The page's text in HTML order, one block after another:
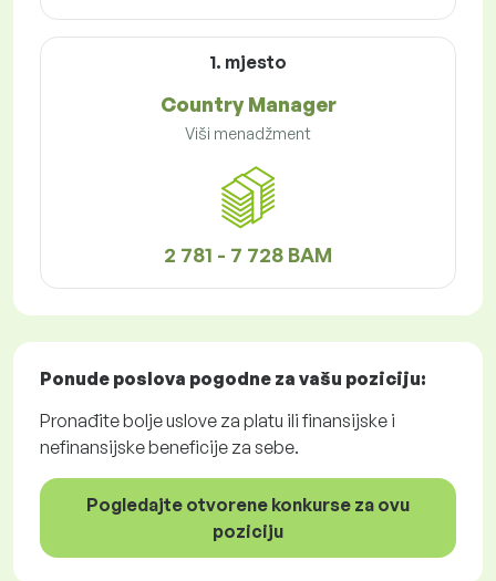
1. mjesto
Country Manager
Viši menadžment
2 781 - 7 728 BAM
Ponude poslova pogodne za vašu poziciju:
Pronađite bolje uslove za platu ili finansijske i
nefinansijske beneficije za sebe.
Pogledajte otvorene konkurse za ovu
poziciju